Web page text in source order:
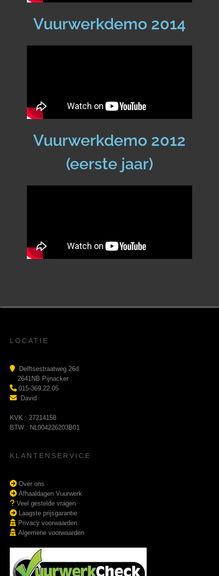
Vuurwerkdemo 2014
Vuurwerkdemo 2012
(eerste jaar)
LOCATIE
Delftsestraatweg 26d
2641NB Pijnacker
015-369.22.05
David
KVK : 27214158
BTW : NL004226203B01
KLANTENSERVICE
Over ons
Afhaaldagen Vuurwerk
Veel gestelde vragen
Laagste prijsgarantie
Privacy voorwaarden
Algemene voorwaarden